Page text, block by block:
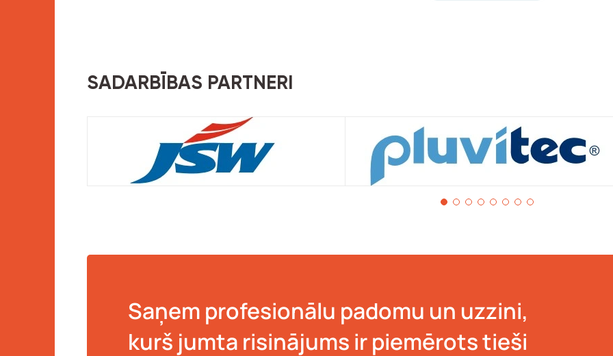
SADARBĪBAS PARTNERI
Saņem profesionālu padomu un uzzini,
kurš jumta risinājums ir piemērots tieši